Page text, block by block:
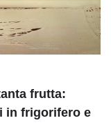
frutta:
in frigorifero e